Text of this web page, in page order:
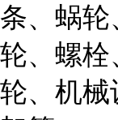
条、蜗轮
轮、螺栓
轮、机械